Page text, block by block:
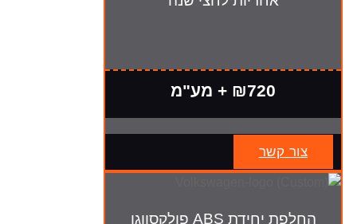
₪720 + מע"מ
צור קשר
החלפת יחידת ABS פולקסווגן